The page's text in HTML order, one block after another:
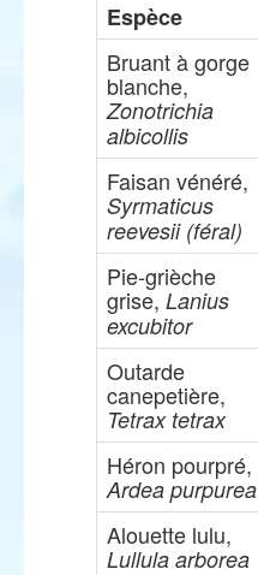
Espèce
Bruant à gorge
blanche,
Zonotrichia
albicollis
Faisan vénéré,
Syrmaticus
reevesii (féral)
Pie-grièche
grise, Lanius
excubitor
Outarde
canepetière,
Tetrax tetrax
Héron pourpré,
Ardea purpurea
Alouette lulu,
Lullula arborea